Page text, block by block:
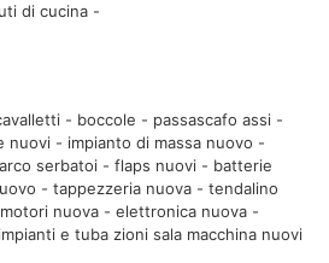
di cucina -
- boccole - passascafo assi -
nuovi - impianto di massa nuovo -
serbatoi - flaps nuovi - batterie
- tappezzeria nuova - tendalino
nuova - elettronica nuova -
e tuba zioni sala macchina nuovi